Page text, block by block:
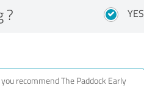
? YES